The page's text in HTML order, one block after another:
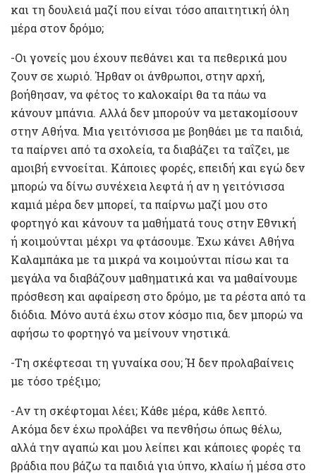
και τη δουλειά μαζί που είναι τόσο απαιτητική όλη
μέρα στον δρόμο;
-Οι γονείς μου έχουν πεθάνει και τα πεθερικά μου
ζουν σε χωριό. Ήρθαν οι άνθρωποι, στην αρχή,
βοήθησαν, να φέτος το καλοκαίρι θα τα πάω να
κάνουν μπάνια. Αλλά δεν μπορούν να μετακομίσουν
στην Αθήνα. Μια γειτόνισσα με βοηθάει με τα παιδιά,
τα παίρνει από τα σχολεία, τα διαβάζει τα ταΐζει, με
αμοιβή εννοείται. Κάποιες φορές, επειδή και εγώ δεν
μπορώ να δίνω συνέχεια λεφτά ή αν η γειτόνισσα
καμιά μέρα δεν μπορεί, τα παίρνω μαζί μου στο
φορτηγό και κάνουν τα μαθήματά τους στην Εθνική
ή κοιμούνται μέχρι να φτάσουμε. Έχω κάνει Αθήνα
Καλαμπάκα με τα μικρά να κοιμούνται πίσω και τα
μεγάλα να διαβάζουν μαθηματικά και να μαθαίνουμε
πρόσθεση και αφαίρεση στο δρόμο, με τα ρέστα από τα
διόδια. Μόνο αυτά έχω στον κόσμο πια, δεν μπορώ να
αφήσω το φορτηγό να μείνουν νηστικά.
-Τη σκέφτεσαι τη γυναίκα σου; Ή δεν προλαβαίνεις
με τόσο τρέξιμο;
-Αν τη σκέφτομαι λέει; Κάθε μέρα, κάθε λεπτό.
Ακόμα δεν έχω προλάβει να πενθήσω όπως θέλω,
αλλά την αγαπώ και μου λείπει και κάποιες φορές τα
βράδια που βάζω τα παιδιά για ύπνο, κλαίω ή μέσα στο